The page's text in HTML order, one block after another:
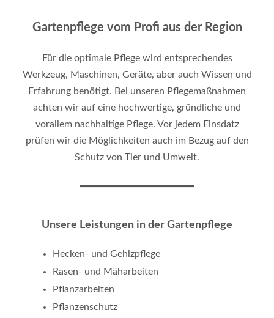
Gartenpflege vom Profi aus der Region
Für die optimale Pflege wird entsprechendes
Werkzeug, Maschinen, Geräte, aber auch Wissen und
Erfahrung benötigt. Bei unseren Pflegemaßnahmen
achten wir auf eine hochwertige, gründliche und
vorallem nachhaltige Pflege. Vor jedem Einsdatz
prüfen wir die Möglichkeiten auch im Bezug auf den
Schutz von Tier und Umwelt.
Unsere Leistungen in der Gartenpflege
Hecken- und Gehlzpflege
Rasen- und Mäharbeiten
Pflanzarbeiten
Pflanzenschutz